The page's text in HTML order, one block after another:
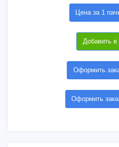
Цена за 1
Добавить в
Оформить
Оформить